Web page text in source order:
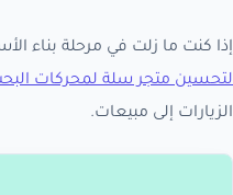
إذا كنت ما زلت في مرحلة بناء
لتحسين متجر سلة لمحركات
الزيارات إلى مبيعات.